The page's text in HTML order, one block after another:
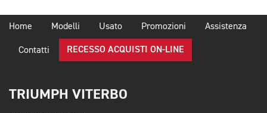
Home Modelli Usato Promozioni Assistenza
Contatti RECESSO ACQUISTI ON-LINE
TRIUMPH VITERBO